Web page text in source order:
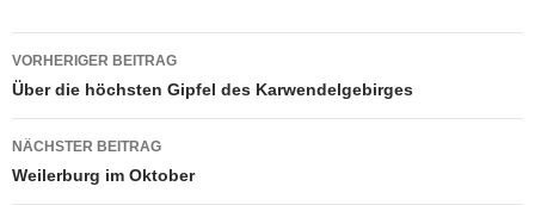
Beitragsnavigation
VORHERIGER BEITRAG
Über die höchsten Gipfel des Karwendelgebirges
NÄCHSTER BEITRAG
Weilerburg im Oktober